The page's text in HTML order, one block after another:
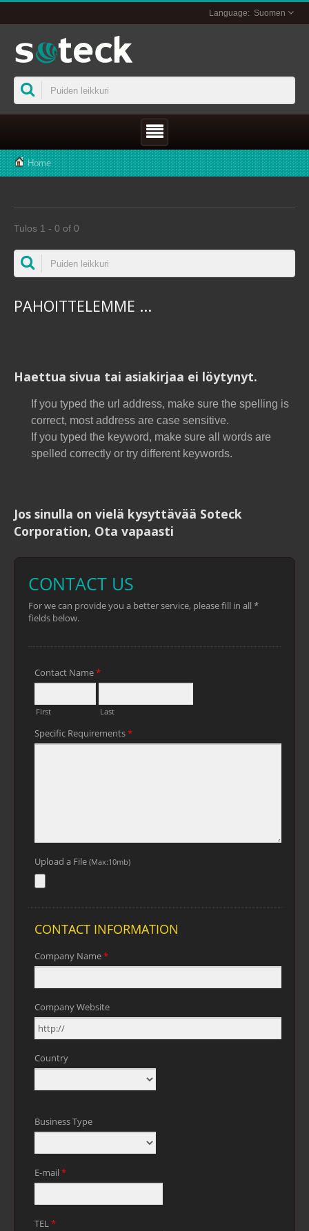
Suomen
Home
Tulos 1 - 0 of 0
PAHOITTELEMME ...
Haettua sivua tai asiakirjaa ei löytynyt.
If you typed the url address, make sure the spelling is
correct, most address are case sensitive.
If you typed the keyword, make sure all words are
spelled correctly or try different keywords.
Jos sinulla on vielä kysyttävää Soteck
Corporation, Ota vapaasti